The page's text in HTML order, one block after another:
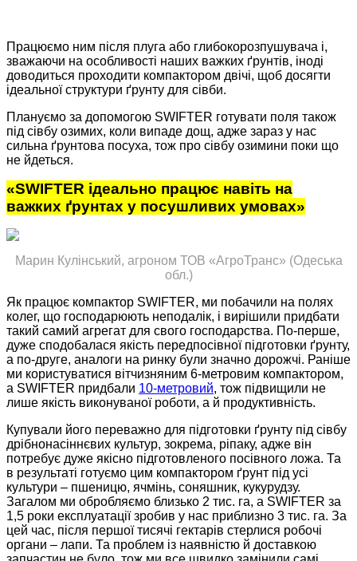
Працюємо ним після плуга або глибокорозпушувача і,
зважаючи на особливості наших важких ґрунтів, іноді
доводиться проходити компактором двічі, щоб досягти
ідеальної структури ґрунту для сівби.
Плануємо за допомогою SWIFTER готувати поля також
під сівбу озимих, коли випаде дощ, адже зараз у нас
сильна ґрунтова посуха, тож про сівбу озимини поки що
не йдеться.
«SWIFTER ідеально працює навіть на
важких ґрунтах у посушливих умовах»
Марин Кулінський, агроном ТОВ «АгроТранс» (Одеська
обл.)
Як працює компактор SWIFTER, ми побачили на полях
колег, що господарюють неподалік, і вирішили придбати
такий самий агрегат для свого господарства. По-перше,
дуже сподобалася якість передпосівної підготовки ґрунту,
а по-друге, аналоги на ринку були значно дорожчі. Раніше
ми користуватися вітчизняним 6-метровим компактором,
а SWIFTER придбали 10-метровий, тож підвищили не
лише якість виконуваної роботи, а й продуктивність.
Купували його переважно для підготовки ґрунту під сівбу
дрібнонасіннєвих культур, зокрема, ріпаку, адже він
потребує дуже якісно підготовленого посівного ложа. Та
в результаті готуємо цим компактором ґрунт під усі
культури – пшеницю, ячмінь, соняшник, кукурудзу.
Загалом ми обробляємо близько 2 тис. га, а SWIFTER за
1,5 роки експлуатації зробив у нас приблизно 3 тис. га. За
цей час, після першої тисячі гектарів стерлися робочі
органи – лапи. Та проблем із наявністю й доставкою